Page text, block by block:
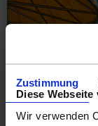
Zustimmung
Diese
Wir verwenden